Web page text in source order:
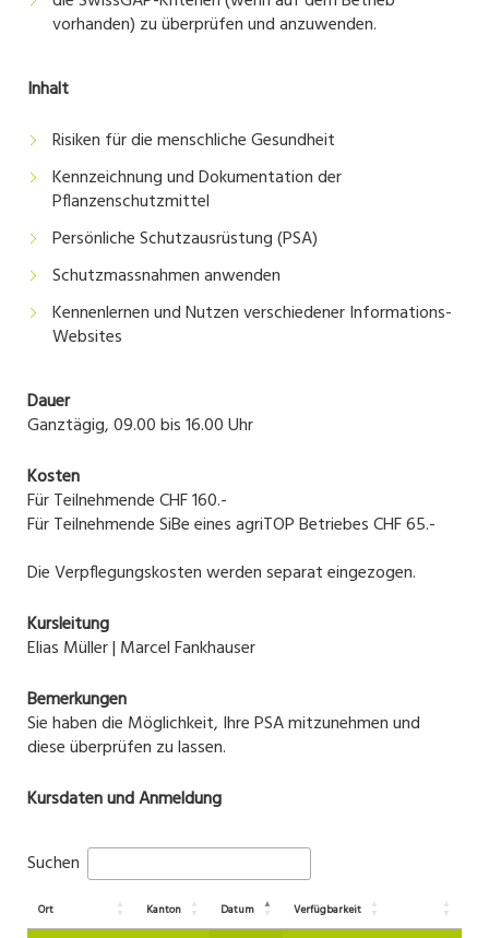
vorhanden) zu überprüfen und anzuwenden.
Inhalt
Risiken für die menschliche Gesundheit
Kennzeichnung und Dokumentation der
Pflanzenschutzmittel
Persönliche Schutzausrüstung (PSA)
Schutzmassnahmen anwenden
Kennenlernen und Nutzen verschiedener Informations-
Websites
Dauer
Ganztägig, 09.00 bis 16.00 Uhr
Kosten
Für Teilnehmende CHF 160.-
Für Teilnehmende SiBe eines agriTOP Betriebes CHF 65.-
Die Verpflegungskosten werden separat eingezogen.
Kursleitung
Elias Müller | Marcel Fankhauser
Bemerkungen
Sie haben die Möglichkeit, Ihre PSA mitzunehmen und
diese überprüfen zu lassen.
Kursdaten und Anmeldung
Suchen
Ort Kanton Datum Verfügbarkeit